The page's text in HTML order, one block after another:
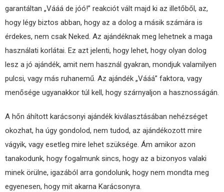
garantáltan „Vááá de jóó!” reakciót vált majd ki az illetőből, az,
hogy légy biztos abban, hogy az a dolog a másik számára is
érdekes, nem csak Neked. Az ajándéknak meg lehetnek a maga
használati korlátai. Ez azt jelenti, hogy lehet, hogy olyan dolog
lesz a jó ajándék, amit nem használ gyakran, mondjuk valamilyen
pulcsi, vagy más ruhanemű. Az ajándék „Vááá” faktora, vagy
menősége ugyanakkor túl kell, hogy szárnyaljon a hasznosságán.
A hőn áhított karácsonyi ajándék kiválasztásában nehézséget
okozhat, ha úgy gondolod, nem tudod, az ajándékozott mire
vágyik, vagy esetleg mire lehet szüksége. Ám amikor azon
tanakodunk, hogy fogalmunk sincs, hogy az a bizonyos valaki
minek örülne, igazából arra gondolunk, hogy nem mondta meg
egyenesen, hogy mit akarna Karácsonyra.